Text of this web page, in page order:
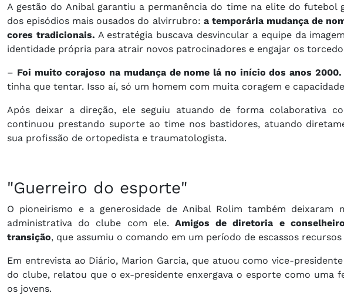
A gestão do Anibal garantiu a permanência do time na elite do
dos episódios mais ousados do alvirrubro: a temporária mudança de
cores tradicionais. A estratégia buscava desvincular a equipe da
identidade própria para atrair novos patrocinadores e engajar os
– Foi muito corajoso na mudança de nome lá no início dos anos 2000.
tinha que tentar. Isso aí, só um homem com muita coragem e
Após deixar a direção, ele seguiu atuando de forma colaborativa
continuou prestando suporte ao time nos bastidores, atuando
sua profissão de ortopedista e traumatologista.
"Guerreiro do esporte"
O pioneirismo e a generosidade de Anibal Rolim também deixaram
administrativa do clube com ele. Amigos de diretoria e
transição, que assumiu o comando em um período de escassos
Em entrevista ao Diário, Marion Garcia, que atuou como vice-
do clube, relatou que o ex-presidente enxergava o esporte como uma
os jovens.